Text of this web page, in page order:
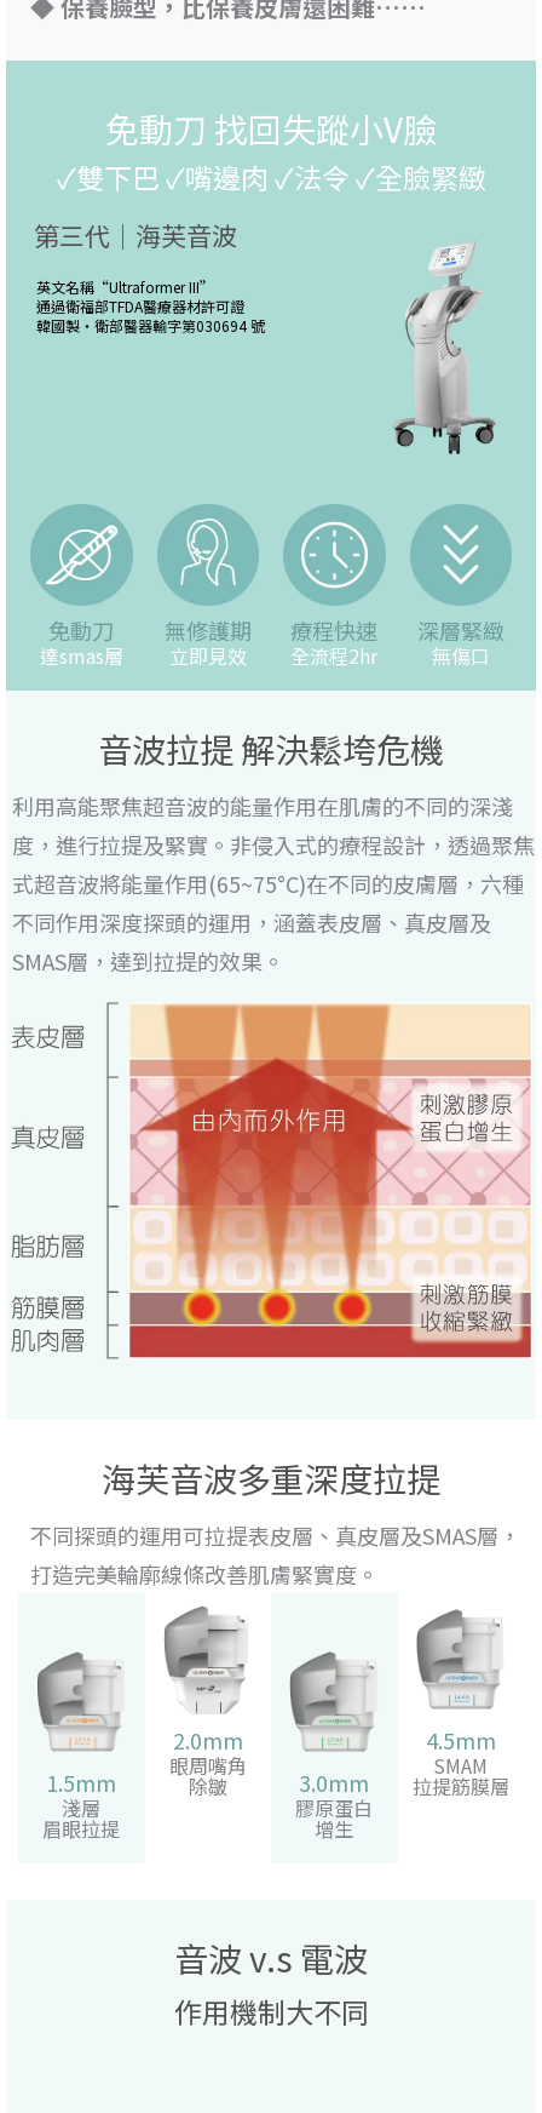
免動刀 找回失蹤小V臉
✓雙下巴 ✓嘴邊肉 ✓法令 ✓全臉緊緻
第三代｜海芙音波
英文名稱“Ultraformer III”
通過衛福部TFDA醫療器材許可證
韓國製・ 衛部醫器輸字第030694 號
免動刀
達smas層
無修護期
立即見效
療程快速
全流程2hr
深層緊緻
無傷口
音波拉提 解決鬆垮危機
利用高能聚焦超音波的能量作用在肌膚的不同的深淺
度，進行拉提及緊實。非侵入式的療程設計，透過聚焦
式超音波將能量作用(65~75°C)在不同的皮膚層，六種
不同作用深度探頭的運用，涵蓋表皮層、真皮層及
SMAS層，達到拉提的效果。
海芙音波多重深度拉提
不同探頭的運用可拉提表皮層、真皮層及SMAS層，
打造完美輪廓線條改善肌膚緊實度。
1.5mm
淺層
眉眼拉提
2.0mm
眼周嘴角
除皺 3.0mm
膠原蛋白
增生
4.5mm
SMAM
拉提筋膜層
音波 v.s 電波
作用機制大不同